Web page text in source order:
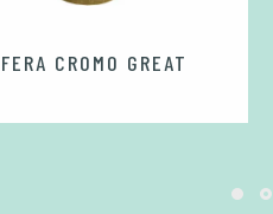
CROMO GREAT